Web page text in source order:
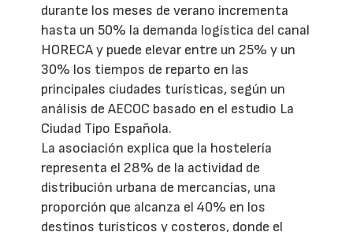
durante los meses de verano incrementa
hasta un 50% la demanda logística del canal
HORECA y puede elevar entre un 25% y un
30% los tiempos de reparto en las
principales ciudades turísticas, según un
análisis de AECOC basado en el estudio La
Ciudad Tipo Española.
La asociación explica que la hostelería
representa el 28% de la actividad de
distribución urbana de mercancías, una
proporción que alcanza el 40% en los
destinos turísticos y costeros, donde el